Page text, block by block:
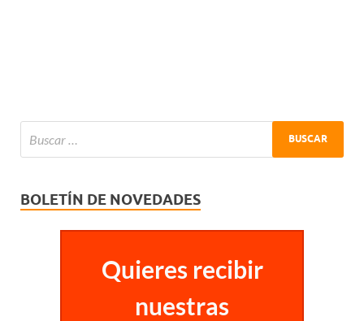
BOLETÍN DE NOVEDADES
Quieres recibir
nuestras